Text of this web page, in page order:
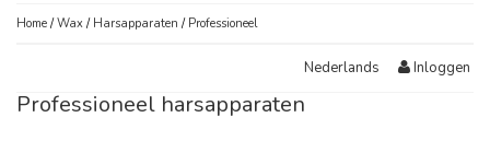
Home /Wax / Harsapparaten / Professioneel
Nederlands Inloggen
Professioneel harsapparaten